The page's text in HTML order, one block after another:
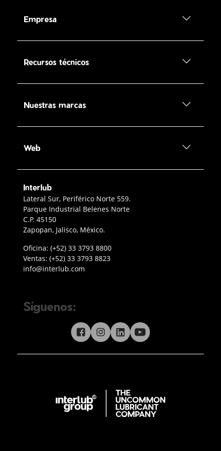
Empresa
Recursos técnicos
Nuestras marcas
Web
Interlub
Contacto Interlub
Lateral Sur, Periférico Norte 559.
Parque Industrial Belenes Norte
C.P. 45150
Zapopan, Jalisco, México.
Oficina: Teléfono oficina Guadalajara
(+52) 33 3793 8800
Ventas: Teléfono ventas
(+52) 33 3793 8823
Enviar correo a Interlub
info@interlub.com
Síguenos:
Síguenos en redes sociales